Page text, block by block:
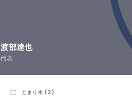
渡部達也
代表
とまり木 (2)